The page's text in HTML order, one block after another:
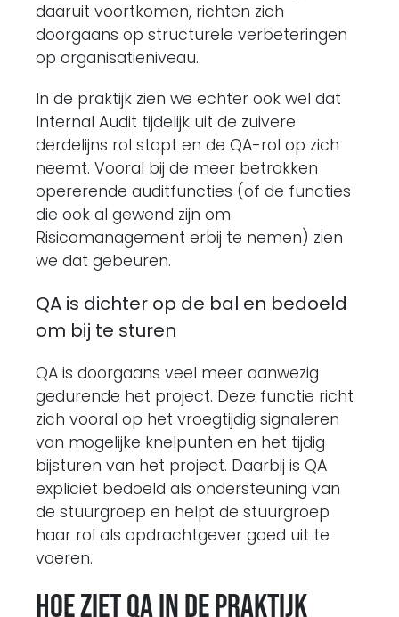
daaruit voortkomen, richten zich
doorgaans op structurele verbeteringen
op organisatieniveau.
In de praktijk zien we echter ook wel dat
Internal Audit tijdelijk uit de zuivere
derdelijns rol stapt en de QA-rol op zich
neemt. Vooral bij de meer betrokken
opererende auditfuncties (of de functies
die ook al gewend zijn om
Risicomanagement erbij te nemen) zien
we dat gebeuren.
QA is dichter op de bal en bedoeld
om bij te sturen
QA is doorgaans veel meer aanwezig
gedurende het project. Deze functie richt
zich vooral op het vroegtijdig signaleren
van mogelijke knelpunten en het tijdig
bijsturen van het project. Daarbij is QA
expliciet bedoeld als ondersteuning van
de stuurgroep en helpt de stuurgroep
haar rol als opdrachtgever goed uit te
voeren.
Hoe ziet QA in de praktijk